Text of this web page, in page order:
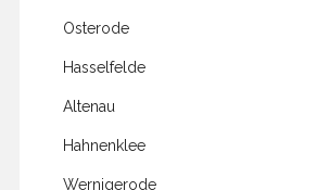
Osterode
Hasselfelde
Altenau
Hahnenklee
Wernigerode